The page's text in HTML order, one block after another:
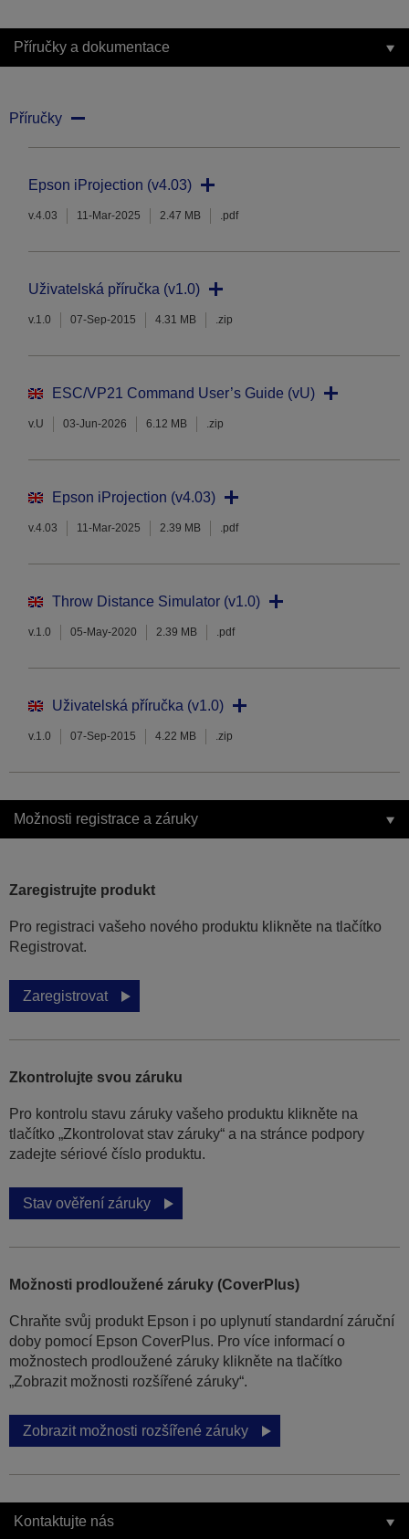
Příručky a dokumentace
Příručky
Epson iProjection (v4.03)
v.4.03 11-Mar-2025 2.47 MB .pdf
Uživatelská příručka (v1.0)
v.1.0 07-Sep-2015 4.31 MB .zip
ESC/VP21 Command User’s Guide (vU)
v.U 03-Jun-2026 6.12 MB .zip
Epson iProjection (v4.03)
v.4.03 11-Mar-2025 2.39 MB .pdf
Throw Distance Simulator (v1.0)
v.1.0 05-May-2020 2.39 MB .pdf
Uživatelská příručka (v1.0)
v.1.0 07-Sep-2015 4.22 MB .zip
Možnosti registrace a záruky
Zaregistrujte produkt
Pro registraci vašeho nového produktu klikněte na tlačítko
Registrovat.
Zaregistrovat
Zkontrolujte svou záruku
Pro kontrolu stavu záruky vašeho produktu klikněte na
tlačítko „Zkontrolovat stav záruky“ a na stránce podpory
zadejte sériové číslo produktu.
Stav ověření záruky
Možnosti prodloužené záruky (CoverPlus)
Chraňte svůj produkt Epson i po uplynutí standardní záruční
doby pomocí Epson CoverPlus. Pro více informací o
možnostech prodloužené záruky klikněte na tlačítko
„Zobrazit možnosti rozšířené záruky“.
Zobrazit možnosti rozšířené záruky
Kontaktujte nás